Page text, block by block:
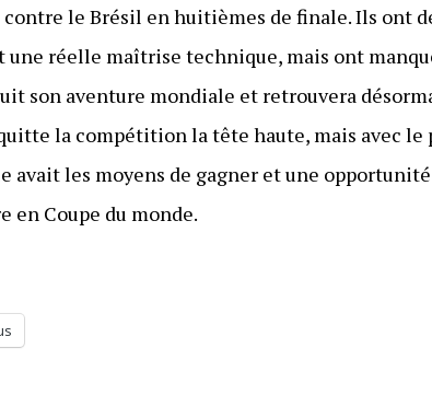
contre le Brésil en huitièmes de finale. Ils ont
réelle maîtrise technique, mais ont
son aventure mondiale et retrouvera
la compétition la tête haute, mais avec le
avait les moyens de gagner et une opportunité
en Coupe du monde.